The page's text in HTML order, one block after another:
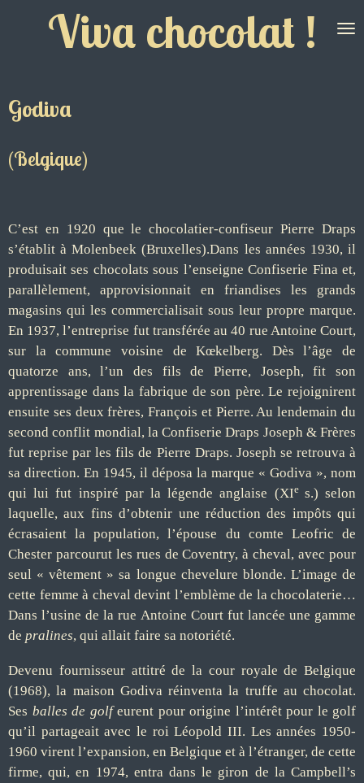
PasserViva chocolat !
Godiva
(Belgique)
C’est en 1920 que le chocolatier-confiseur Pierre Draps
s’établit à Molenbeek (Bruxelles).Dans les années 1930, il
produisait ses chocolats sous l’enseigne Confiserie Fina et,
parallèlement, approvisionnait en friandises les grands
magasins qui les commercialisait sous leur propre marque.
En 1937, l’entreprise fut transférée au 40 rue Antoine Court,
sur la commune voisine de Kœkelberg. Dès l’âge de
quatorze ans, l’un des fils de Pierre, Joseph, fit son
apprentissage dans la fabrique de son père. Le rejoignirent
ensuite ses deux frères, François et Pierre. Au lendemain du
second conflit mondial, la Confiserie Draps Joseph & Frères
fut reprise par les fils de Pierre Draps. Joseph se retrouva à
sa direction. En 1945, il déposa la marque « Godiva », nom
qui lui fut inspiré par la légende anglaise (XIe s.) selon
laquelle, aux fins d’obtenir une réduction des impôts qui
écrasaient la population, l’épouse du comte Leofric de
Chester parcourut les rues de Coventry, à cheval, avec pour
seul « vêtement » sa longue chevelure blonde. L’image de
cette femme à cheval devint l’emblème de la chocolaterie…
Dans l’usine de la rue Antoine Court fut lancée une gamme
de pralines, qui allait faire sa notoriété.
Devenu fournisseur attitré de la cour royale de Belgique
(1968), la maison Godiva réinventa la truffe au chocolat.
Ses balles de golfeurent pour origine l’intérêt pour le golf
qu’il partageait avec le roi Léopold III. Les années 1950-
1960 virent l’expansion, en Belgique et à l’étranger, de cette
firme, qui, en 1974, entra dans le giron de la Campbell’s